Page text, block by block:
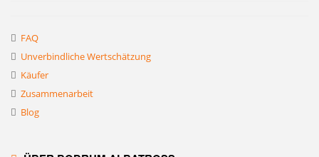
FAQ
Unverbindliche Wertschätzung
Käufer
Zusammenarbeit
Blog